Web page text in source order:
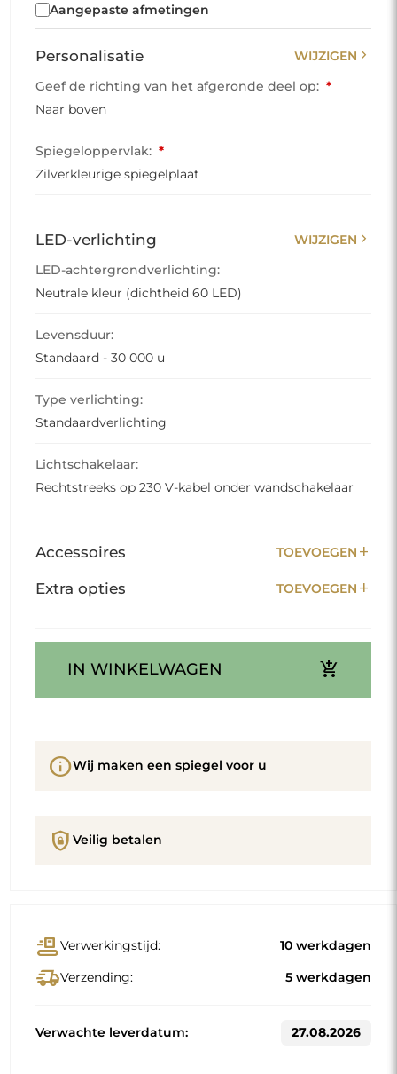
Aangepaste afmetingen
Personalisatie WIJZIGEN chevron_right
Geef de richting van het afgeronde deel op: *
Naar boven
Spiegeloppervlak: *
Zilverkleurige spiegelplaat
LED-verlichting WIJZIGEN chevron_right
LED-achtergrondverlichting:
Neutrale kleur (dichtheid 60 LED)
Levensduur:
Standaard - 30 000 u
Type verlichting:
Standaardverlichting
Lichtschakelaar:
Rechtstreeks op 230 V-kabel onder wandschakelaar
Accessoires TOEVOEGEN add
Extra opties TOEVOEGEN add
IN WINKELWAGEN add_shopping_cart
infoWij maken een spiegel voor u
shield_lock Veilig betalen
conveyor_beltVerwerkingstijd: 10 werkdagen
delivery_truck_speedVerzending: 5 werkdagen
Verwachte leverdatum: 27.08.2026